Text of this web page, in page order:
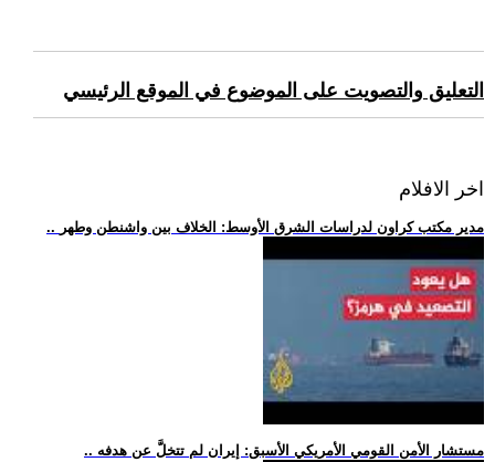
التعليق والتصويت على الموضوع في الموقع الرئيسي
اخر الافلام
.. مدير مكتب كراون لدراسات الشرق الأوسط: الخلاف بين واشنطن وطهر
.. مستشار الأمن القومي الأمريكي الأسبق: إيران لم تتخلَّ عن هدفه